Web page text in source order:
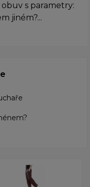
s parametry:
jiném?...